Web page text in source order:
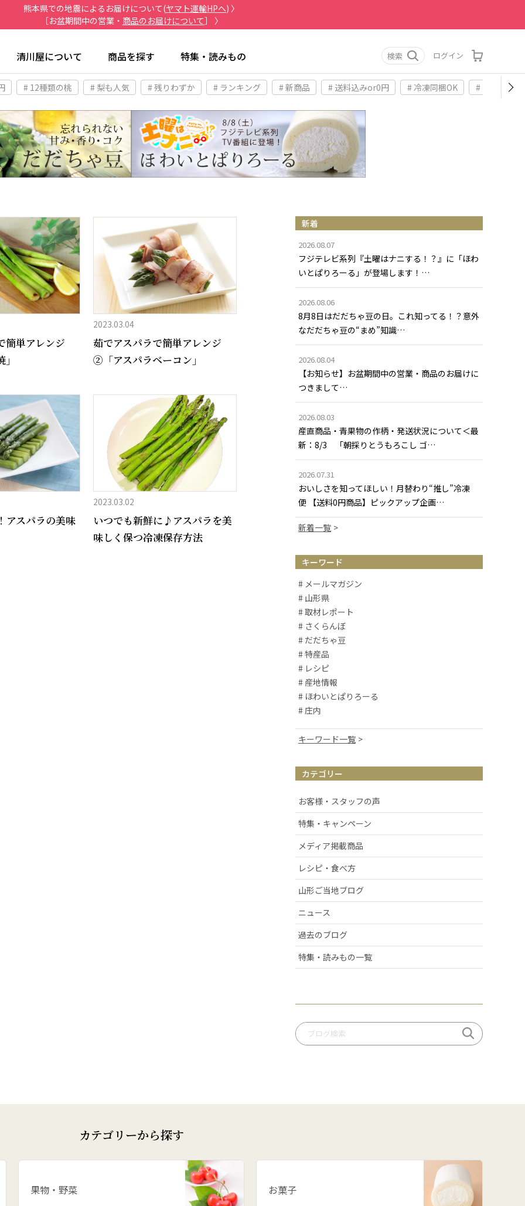
熊本県での地震によるお届けについて(ヤマト運輸HPへ) 〉
［お盆期間中の営業・ 商品のお届けについて］ 〉
清川屋について 商品を探す 特集・読みもの 検索 ログイン
# 12種類の桃 # 梨も人気 # 残りわずか # ランキング # 新商品 # 送料込みor0円 # 冷凍同梱OK # お土産
簡単アレンジ
2023.03.04
茹でアスパラで簡単アレンジ
②「アスパラベーコン」
アスパラの美味
2023.03.02
いつでも新鮮に♪アスパラを美
味しく保つ冷凍保存方法
新着
2026.08.07
フジテレビ系列『土曜はナニする！？』に「ほわ
いとぱりろーる」が登場します！…
2026.08.06
8月8日はだだちゃ豆の日。これ知ってる！？意外
なだだちゃ豆の“まめ”知識…
2026.08.04
【お知らせ】お盆期間中の営業・商品のお届けに
つきまして…
2026.08.03
産直商品・青果物の作柄・発送状況について＜最
新：8/3 「朝採りとうもろこし ゴ…
2026.07.31
おいしさを知ってほしい！月替わり“推し”冷凍
便 【送料0円商品】ピックアップ企画…
新着一覧
キーワード
# メールマガジン
# 山形県
# 取材レポート
# さくらんぼ
# だだちゃ豆
# 特産品
# レシピ
# 産地情報
# ほわいとぱりろーる
# 庄内
キーワード一覧
# お取り寄せ
# 清スタが語るこの商品のここが好き
# ラフランス
# 庄内弁
# お酒
# おせち
# 絶景スポット
# 洋梨
# 許してちょんまげ
# ミ・キュイ
# いちご
# りんご
# だだっパイ
# 手づくり笹巻
# お米
# ぶどう
カテゴリー
お客様・スタッフの声
特集・キャンペーン
メディア掲載商品
レシピ・食べ方
山形ご当地ブログ
ニュース
過去のブログ
特集・読みもの一覧
カテゴリーから探す
果物・野菜 お菓子